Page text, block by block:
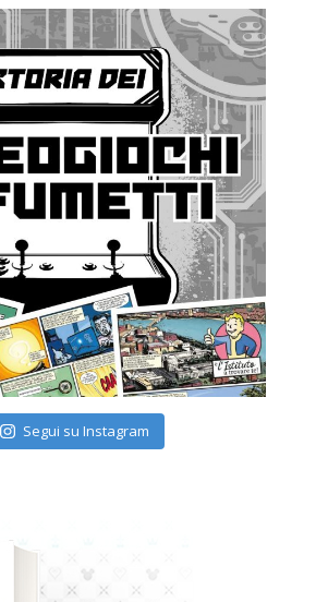
Segui su Instagram